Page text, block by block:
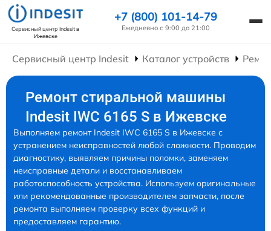
Сервисный центр Indesitв
Ижевске
+7 (800) 101-14-79
Ежедневно с 9:00 до 21:00
Сервисный центр Indesit Каталог устройств
Ремонт стиральной машины
Indesit IWC 6165 S в Ижевске
Выполняем ремонт Indesit IWC 6165 S в Ижевске с
устранением неисправностей любой сложности. Проводим
диагностику, выявляем причины поломки, заменяем
неисправные детали и восстанавливаем
работоспособность устройства. Используем оригинальные
или рекомендованные производителем запчасти, после
ремонта выполняем проверку всех функций и
предоставляем гарантию.